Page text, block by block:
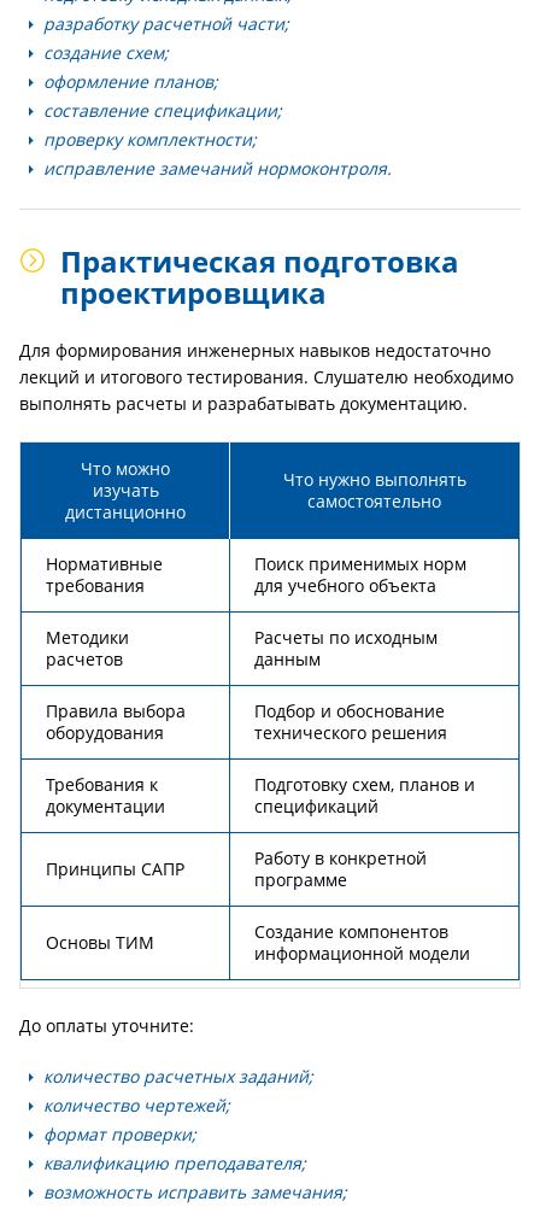
разработку расчетной части;
создание схем;
оформление планов;
составление спецификации;
проверку комплектности;
исправление замечаний нормоконтроля.
Практическая подготовка
проектировщика
Для формирования инженерных навыков недостаточно
лекций и итогового тестирования. Слушателю необходимо
выполнять расчеты и разрабатывать документацию.
Что можно
изучать
дистанционно
Что нужно выполнять
самостоятельно
Нормативные
требования
Поиск применимых норм
для учебного объекта
Методики
расчетов
Расчеты по исходным
данным
Правила выбора
оборудования
Подбор и обоснование
технического решения
Требования к
документации
Подготовку схем, планов и
спецификаций
Принципы САПР
Работу в конкретной
программе
Основы ТИМ
Создание компонентов
информационной модели
До оплаты уточните:
количество расчетных заданий;
количество чертежей;
формат проверки;
квалификацию преподавателя;
возможность исправить замечания;